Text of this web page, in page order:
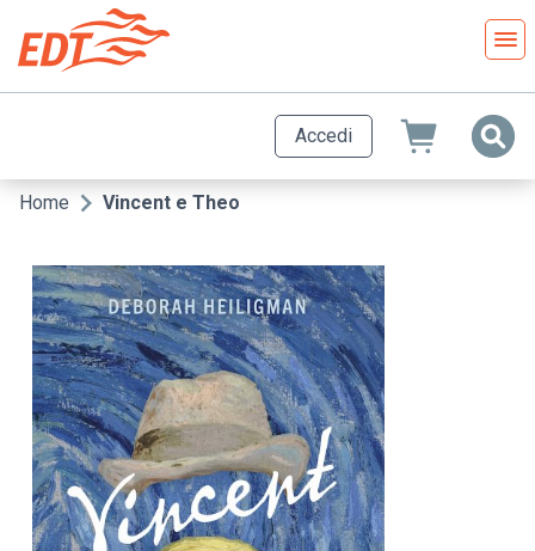
contenuto
principale
Accedi
Briciole
pane
Home Vincent e Theo